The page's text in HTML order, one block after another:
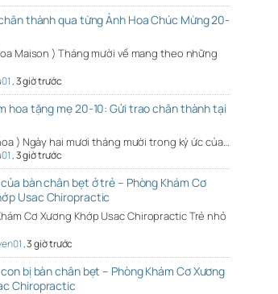
thành qua từng Ảnh Hoa Chúc Mừng 20-
Maison ) Tháng mười về mang theo những
,3 giờ trước
hoa tặng mẹ 20-10: Gửi trao chân thành tại
) Ngày hai mươi tháng mười trong ký ức của…
,3 giờ trước
bàn chân bẹt ở trẻ – Phòng Khám Cơ
Usac Chiropractic
Cơ Xương Khớp Usac Chiropractic Trẻ nhỏ
,3 giờ trước
bị bàn chân bẹt – Phòng Khám Cơ Xương
Chiropractic